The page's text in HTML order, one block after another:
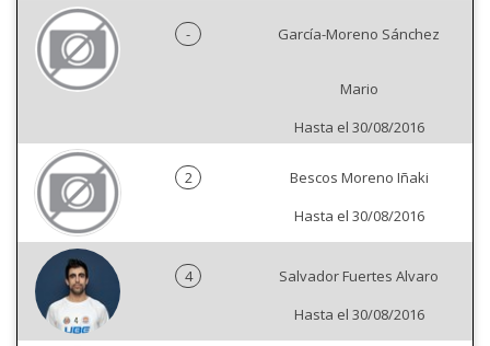
- García-Moreno Sánchez
Mario
Hasta el 30/08/2016
2
Bescos Moreno Iñaki
Hasta el 30/08/2016
4
Salvador Fuertes Alvaro
Hasta el 30/08/2016